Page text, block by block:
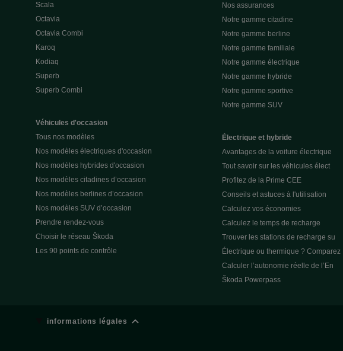
Scala
Octavia
Octavia Combi
Karoq
Kodiaq
Superb
Superb Combi
Véhicules d'occasion
Tous nos modèles
Nos modèles électriques d'occasion
Nos modèles hybrides d'occasion
Nos modèles citadines d’occasion
Nos modèles berlines d’occasion
Nos modèles SUV d’occasion
Prendre rendez-vous
Choisir le réseau Škoda
Les 90 points de contrôle
Nos assurances
Notre gamme citadine
Notre gamme berline
Notre gamme familiale
Notre gamme électrique
Notre gamme hybride
Notre gamme sportive
Notre gamme SUV
Électrique et hybride
Avantages de la voiture électrique
Tout savoir sur les véhicules élect
Profitez de la Prime CEE
Conseils et astuces à l'utilisation
Calculez vos économies
Calculez le temps de recharge
Trouver les stations de recharge su
Électrique ou thermique ? Comparez
Calculer l’autonomie réelle de l’En
Škoda Powerpass
informations légales